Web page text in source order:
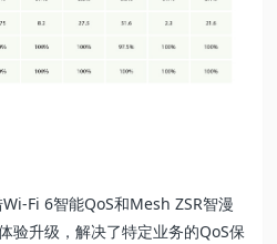
Fi 6智能QoS和Mesh ZSR智漫
验升级，解决了特定业务的QoS保